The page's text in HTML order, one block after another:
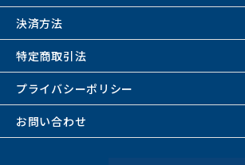
決済方法
特定商取引法
プライバシーポリシー
お問い合わせ